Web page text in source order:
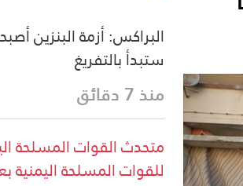
البراكس: أزمة البنزين
ستبدأ بالتفريغ
منذ 7 دقائق
متحدث القوات المسلحة
للقوات المسلحة اليمنية